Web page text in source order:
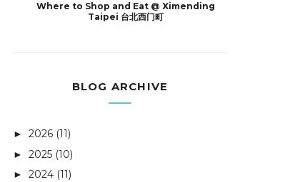
Where to Shop and Eat @ Ximending
Taipei 台北西门町
BLOG ARCHIVE
► 2026 (11)
► 2025 (10)
► 2024 (11)